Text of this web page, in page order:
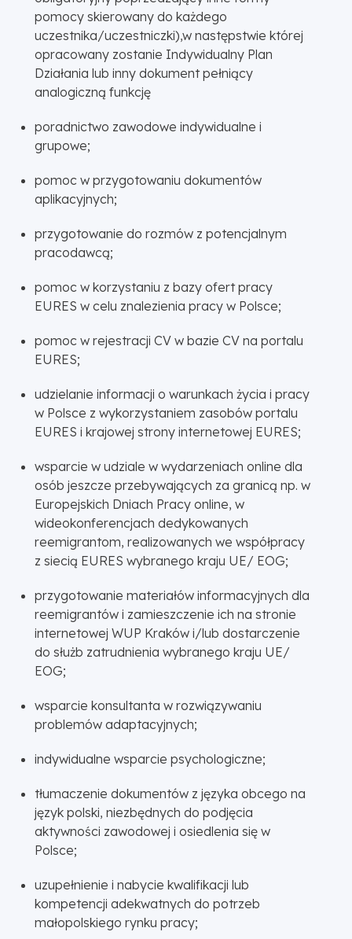
pomocy skierowany do każdego
uczestnika/uczestniczki),w następstwie której
opracowany zostanie Indywidualny Plan
Działania lub inny dokument pełniący
analogiczną funkcję
poradnictwo zawodowe indywidualne i
grupowe;
pomoc w przygotowaniu dokumentów
aplikacyjnych;
przygotowanie do rozmów z potencjalnym
pracodawcą;
pomoc w korzystaniu z bazy ofert pracy
EURES w celu znalezienia pracy w Polsce;
pomoc w rejestracji CV w bazie CV na portalu
EURES;
udzielanie informacji o warunkach życia i pracy
w Polsce z wykorzystaniem zasobów portalu
EURES i krajowej strony internetowej EURES;
wsparcie w udziale w wydarzeniach online dla
osób jeszcze przebywających za granicą np. w
Europejskich Dniach Pracy online, w
wideokonferencjach dedykowanych
reemigrantom, realizowanych we współpracy
z siecią EURES wybranego kraju UE/ EOG;
przygotowanie materiałów informacyjnych dla
reemigrantów i zamieszczenie ich na stronie
internetowej WUP Kraków i/lub dostarczenie
do służb zatrudnienia wybranego kraju UE/
EOG;
wsparcie konsultanta w rozwiązywaniu
problemów adaptacyjnych;
indywidualne wsparcie psychologiczne;
tłumaczenie dokumentów z języka obcego na
język polski, niezbędnych do podjęcia
aktywności zawodowej i osiedlenia się w
Polsce;
uzupełnienie i nabycie kwalifikacji lub
kompetencji adekwatnych do potrzeb
małopolskiego rynku pracy;